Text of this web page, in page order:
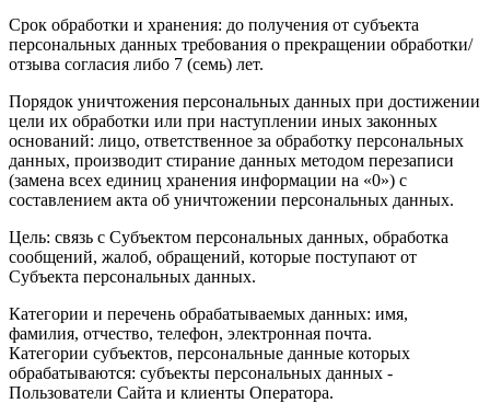
Срок обработки и хранения: до получения от субъекта
персональных данных требования о прекращении обработки/
отзыва согласия либо 7 (семь) лет.
Порядок уничтожения персональных данных при достижении
цели их обработки или при наступлении иных законных
оснований: лицо, ответственное за обработку персональных
данных, производит стирание данных методом перезаписи
(замена всех единиц хранения информации на «0») с
составлением акта об уничтожении персональных данных.
Цель: связь с Субъектом персональных данных, обработка
сообщений, жалоб, обращений, которые поступают от
Субъекта персональных данных.
Категории и перечень обрабатываемых данных: имя,
фамилия, отчество, телефон, электронная почта.
Категории субъектов, персональные данные которых
обрабатываются: субъекты персональных данных -
Пользователи Сайта и клиенты Оператора.